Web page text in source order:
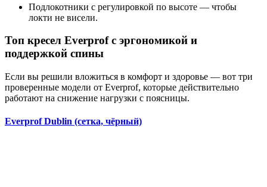
Подлокотники с регулировкой по высоте — чтобы
локти не висели.
Топ кресел Everprof с эргономикой и
поддержкой спины
Если вы решили вложиться в комфорт и здоровье — вот три
проверенные модели от Everprof, которые действительно
работают на снижение нагрузки с поясницы.
Everprof Dublin (сетка, чёрный)